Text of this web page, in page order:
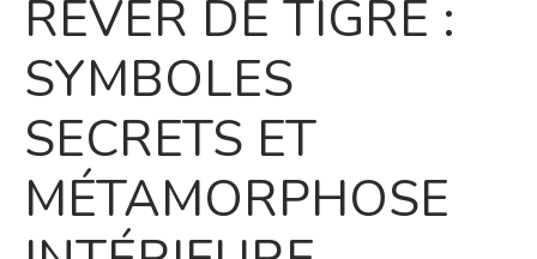
RÊVER DE TIGRE :
SYMBOLES
SECRETS ET
MÉTAMORPHOSE